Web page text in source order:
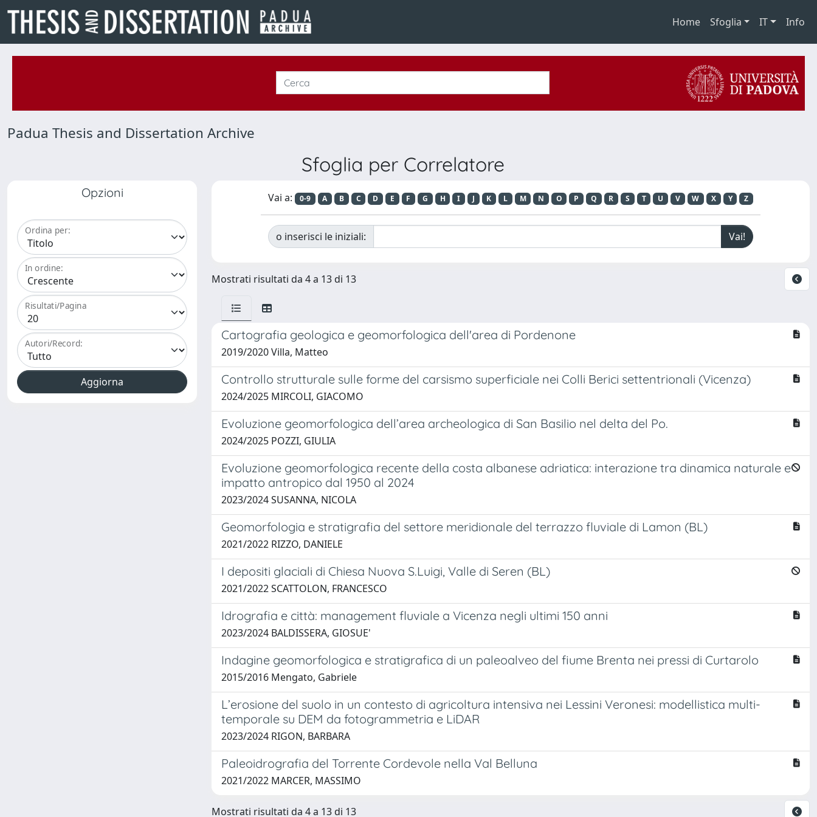
Home Sfoglia IT Info
Padua Thesis and Dissertation Archive
Sfoglia per Correlatore
Opzioni
Ordina per:
In ordine:
Risultati/Pagina
Autori/Record:
Vai a: 0-9 A B C D E F G H I J K L M N O P Q R S T U V W X Y Z
o inserisci le iniziali:
Mostrati risultati da 4 a 13 di 13
Cartografia geologica e geomorfologica dell'area di Pordenone
2019/2020 Villa, Matteo
Controllo strutturale sulle forme del carsismo superficiale nei Colli Berici settentrionali (Vicenza)
2024/2025 MIRCOLI, GIACOMO
Evoluzione geomorfologica dell’area archeologica di San Basilio nel delta del Po.
2024/2025 POZZI, GIULIA
Evoluzione geomorfologica recente della costa albanese adriatica: interazione tra dinamica naturale e
impatto antropico dal 1950 al 2024
2023/2024 SUSANNA, NICOLA
Geomorfologia e stratigrafia del settore meridionale del terrazzo fluviale di Lamon (BL)
2021/2022 RIZZO, DANIELE
I depositi glaciali di Chiesa Nuova S.Luigi, Valle di Seren (BL)
2021/2022 SCATTOLON, FRANCESCO
Idrografia e città: management fluviale a Vicenza negli ultimi 150 anni
2023/2024 BALDISSERA, GIOSUE'
Indagine geomorfologica e stratigrafica di un paleoalveo del fiume Brenta nei pressi di Curtarolo
2015/2016 Mengato, Gabriele
L’erosione del suolo in un contesto di agricoltura intensiva nei Lessini Veronesi: modellistica multi-
temporale su DEM da fotogrammetria e LiDAR
2023/2024 RIGON, BARBARA
Paleoidrografia del Torrente Cordevole nella Val Belluna
2021/2022 MARCER, MASSIMO
Mostrati risultati da 4 a 13 di 13